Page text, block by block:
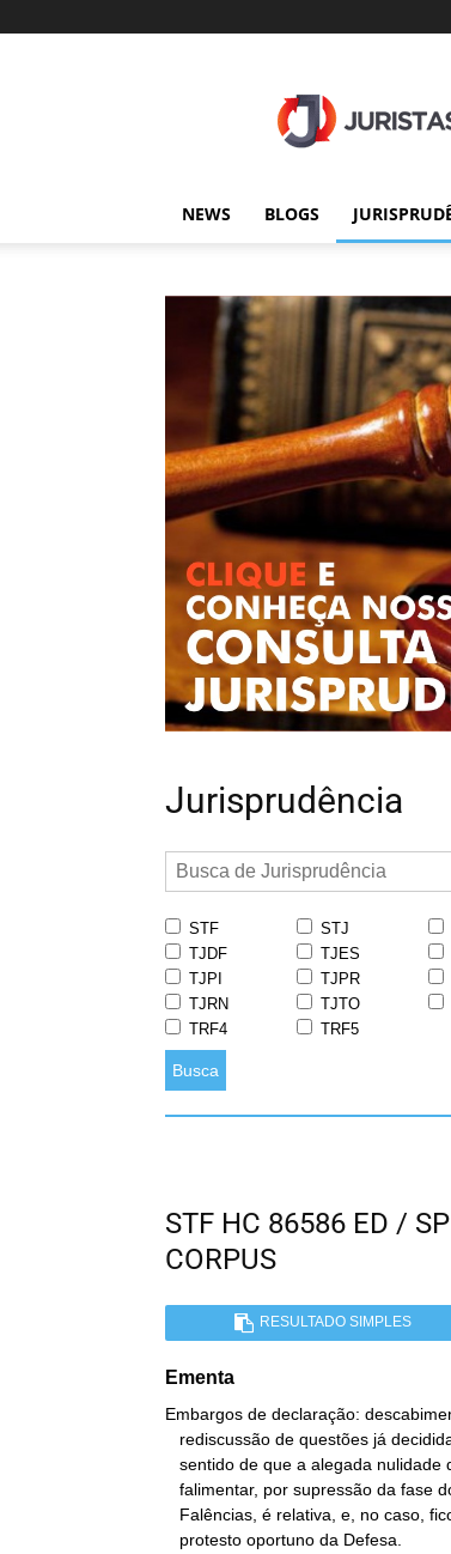
NEWS BLOGS
Jurisprudência
STF STJ
TJDF
TJES
TJPI
TJPR
TJRN
TJTO
TRF4
TRF5
Busca
STF HC 86586 ED /
CORPUS
RESULTADO SIMPLES
Ementa
Embargos de declaração: